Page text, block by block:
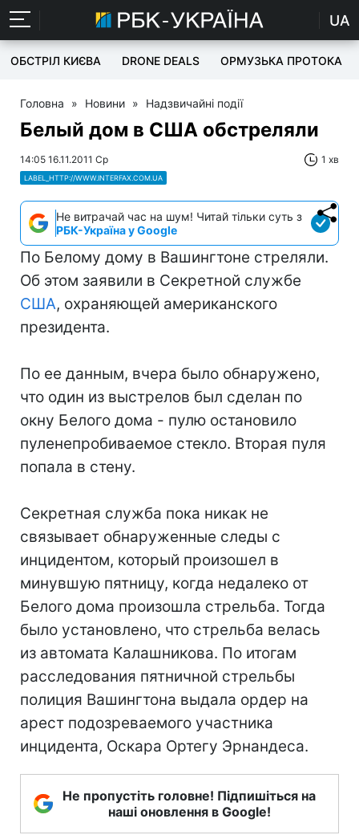
UA
ОБСТРІЛ КИЄВА DRONE DEALS ОРМУЗЬКА ПРОТОКА
Головна » Новини » Надзвичайні події
Белый дом в США обстреляли
14:05 16.11.2011 Ср 1 хв
LABEL_HTTP://WWW.INTERFAX.COM.UA
Не витрачай час на шум! Читай тільки суть з
РБК-Україна у Google
По Белому дому в Вашингтоне стреляли.
Об этом заявили в Секретной службе
США, охраняющей американского
президента.
По ее данным, вчера было обнаружено,
что один из выстрелов был сделан по
окну Белого дома - пулю остановило
пуленепробиваемое стекло. Вторая пуля
попала в стену.
Секретная служба пока никак не
связывает обнаруженные следы с
инцидентом, который произошел в
минувшую пятницу, когда недалеко от
Белого дома произошла стрельба. Тогда
было установлено, что стрельба велась
из автомата Калашникова. По итогам
расследования пятничной стрельбы
полиция Вашингтона выдала ордер на
арест подозреваемого участника
инцидента, Оскара Ортегу Эрнандеса.
Не пропустіть головне! Підпишіться на
наші оновлення в Google!